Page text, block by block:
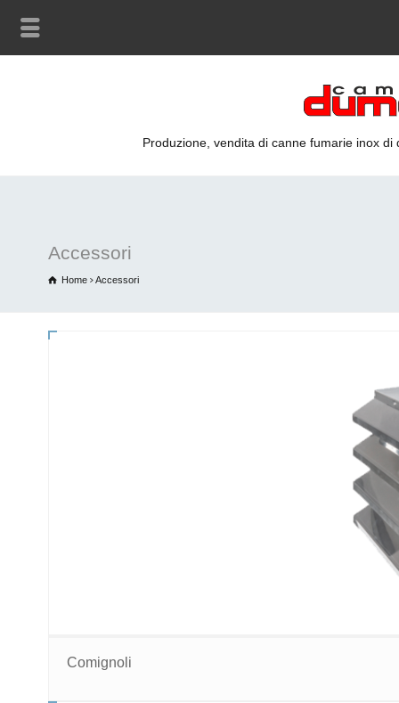
Produzione, vendita di canne fumarie inox
Accessori
Home Accessori
Comignoli